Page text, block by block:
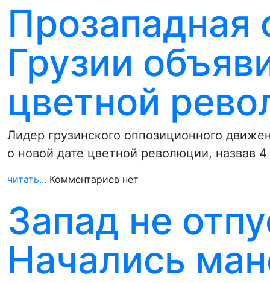
Прозападная
Грузии
цветной
Лидер грузинского оппозиционного
о новой дате цветной революции, назвав
читать... Комментариев нет
Запад не
Начались